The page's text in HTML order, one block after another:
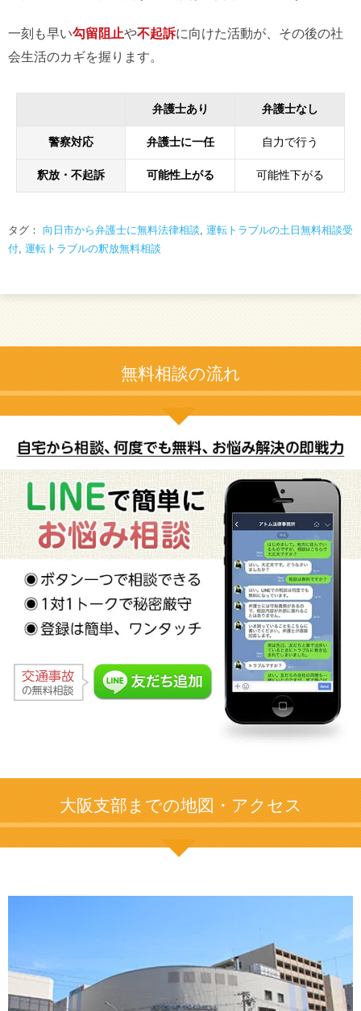
一刻も早い勾留阻止や不起訴に向けた活動が、その後の社
会生活のカギを握ります。
弁護士あり 弁護士なし
警察対応 弁護士に一任 自力で行う
釈放・不起訴 可能性上がる 可能性下がる
タグ： 向日市から弁護士に無料法律相談, 運転トラブルの土日無料相談受
付, 運転トラブルの釈放無料相談
無料相談の流れ
大阪支部までの地図・アクセス